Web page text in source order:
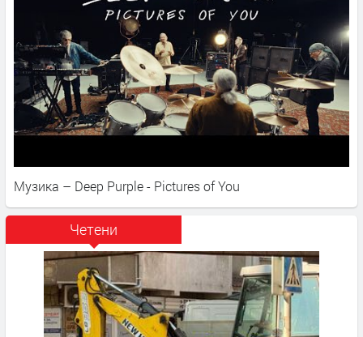
Музика – Deep Purple - Pictures of You
Четени